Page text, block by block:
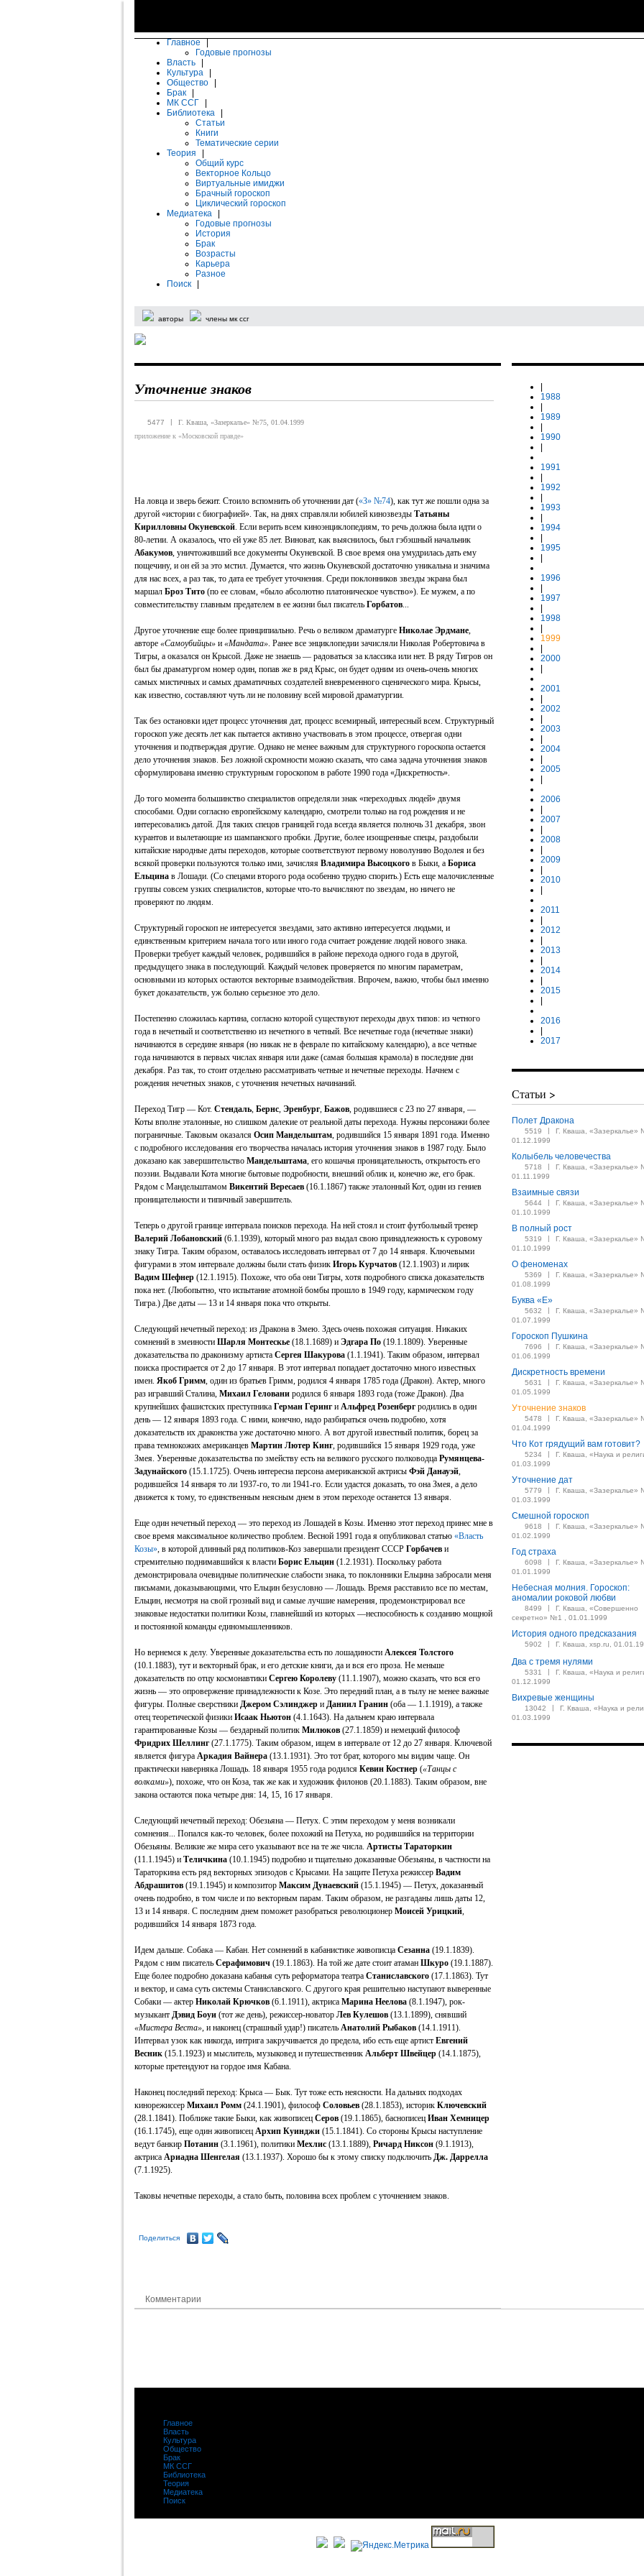
Главное
Годовые прогнозы
Власть
Культура
Общество
Брак
МК ССГ
Библиотека
Статьи
Книги
Тематические серии
Теория
Общий курс
Векторное Кольцо
Виртуальные имиджи
Брачный гороскоп
Циклический гороскоп
Медиатека
Годовые прогнозы
История
Брак
Возрасты
Карьера
Разное
Поиск
авторы члены мк ссг
Уточнение знаков
5477 |
Г. Кваша, «Зазеркалье» №75, 01.04.1999
приложение к «Московской правде»
На ловца и зверь бежит. Стоило вспомнить об уточнении дат («З» №74), как тут же пошли одна за
другой «истории с биографией». Так, на днях справляли юбилей кинозвезды Татьяны
Кирилловны Окуневской. Если верить всем киноэнциклопедиям, то речь должна была идти о
80-летии. А оказалось, что ей уже 85 лет. Виноват, как выяснилось, был гэбэшный начальник
Абакумов, уничтоживший все документы Окуневской. В свое время она умудрилась дать ему
пощечину, и он ей за это мстил. Думается, что жизнь Окуневской достаточно уникальна и значима
для нас всех, а раз так, то дата ее требует уточнения. Среди поклонников звезды экрана был
маршал Броз Тито (по ее словам, «было абсолютно платоническое чувство»). Ее мужем, а по
совместительству главным предателем в ее жизни был писатель Горбатов...
Другое уточнение еще более принципиально. Речь о великом драматурге Николае Эрдмане,
авторе «Самоубийцы» и «Мандата». Ранее все энциклопедии зачисляли Николая Робертовича в
Тигры, а оказался он Крысой. Даже не знаешь — радоваться за классика или нет. В ряду Тигров он
был бы драматургом номер один, попав же в ряд Крыс, он будет одним из очень-очень многих
самых мистичных и самых драматичных создателей вневременного сценического мира. Крысы,
как известно, составляют чуть ли не половину всей мировой драматургии.
Так без остановки идет процесс уточнения дат, процесс всемирный, интересный всем. Структурный
гороскоп уже десять лет как пытается активно участвовать в этом процессе, отвергая одни
уточнения и подтверждая другие. Однако не менее важным для структурного гороскопа остается
дело уточнения знаков. Без ложной скромности можно сказать, что сама задача уточнения знаков
сформулирована именно структурным гороскопом в работе 1990 года «Дискретность».
До того момента большинство специалистов определяли знак «переходных людей» двумя
способами. Одни согласно европейскому календарю, смотрели только на год рождения и не
интересовались датой. Для таких спецов границей года всегда является полночь 31 декабря, звон
курантов и вылетающие из шампанского пробки. Другие, более изощренные спецы, раздобыли
китайские народные даты переходов, которые соответствуют первому новолунию Водолея и без
всякой проверки пользуются только ими, зачисляя Владимира Высоцкого в Быки, а Бориса
Ельцина в Лошади. (Со спецами второго рода особенно трудно спорить.) Есть еще малочисленные
группы совсем узких специалистов, которые что-то вычисляют по звездам, но ничего не
проверяют по людям.
Структурный гороскоп не интересуется звездами, зато активно интересуется людьми, и
единственным критерием начала того или иного года считает рождение людей нового знака.
Проверки требует каждый человек, родившийся в районе перехода одного года в другой,
предыдущего знака в последующий. Каждый человек проверяется по многим параметрам,
основными из которых остаются векторные взаимодействия. Впрочем, важно, чтобы был именно
букет доказательств, уж больно серьезное это дело.
Постепенно сложилась картина, согласно которой существуют переходы двух типов: из четного
года в нечетный и соответственно из нечетного в четный. Все нечетные года (нечетные знаки)
начинаются в середине января (но никак не в феврале по китайскому календарю), а все четные
года начинаются в первых числах января или даже (самая большая крамола) в последние дни
декабря. Раз так, то стоит отдельно рассматривать четные и нечетные переходы. Начнем с
рождения нечетных знаков, с уточнения нечетных начинаний.
Переход Тигр — Кот. Стендаль, Бернс, Эренбург, Бажов, родившиеся с 23 по 27 января, —
Коты вполне эталонные, но слишком далекие от реальной даты перехода. Нужны персонажи более
пограничные. Таковым оказался Осип Мандельштам, родившийся 15 января 1891 года. Именно
с подробного исследования его творчества началась история уточнения знаков в 1987 году. Было
доказано как завершительство Мандельштама, его кошачья проницательность, открытость его
поэзии. Выдавали Кота многие бытовые подробности, внешний облик и, конечно же, его брак.
Рядом с Мандельштамом Викентий Вересаев (16.1.1867) также эталонный Кот, один из гениев
проницательности и типичный завершитель.
Теперь о другой границе интервала поисков перехода. На ней стоял и стоит футбольный тренер
Валерий Лобановский (6.1.1939), который много раз выдал свою принадлежность к суровому
знаку Тигра. Таким образом, оставалось исследовать интервал от 7 до 14 января. Ключевыми
фигурами в этом интервале должны были стать физик Игорь Курчатов (12.1.1903) и лирик
Вадим Шефнер (12.1.1915). Похоже, что оба они Тигры, хотя подробного списка доказательств
пока нет. (Любопытно, что испытание атомной бомбы прошло в 1949 году, кармическом году
Тигра.) Две даты — 13 и 14 января пока что открыты.
Следующий нечетный переход: из Дракона в Змею. Здесь очень похожая ситуация. Никаких
сомнений в змеиности Шарля Монтескье (18.1.1689) и Эдгара По (19.1.1809). Уверенные
доказательства по драконизму артиста Сергея Шакурова (1.1.1941). Таким образом, интервал
поиска простирается от 2 до 17 января. В этот интервал попадает достаточно много известных
имен. Якоб Гримм, один из братьев Гримм, родился 4 января 1785 года (Дракон). Актер, много
раз игравший Сталина, Михаил Геловани родился 6 января 1893 года (тоже Дракон). Два
крупнейших фашистских преступника Герман Геринги Альфред Розенбергродились в один
день — 12 января 1893 года. С ними, конечно, надо разбираться очень подробно, хотя
доказательств их драконства уже достаточно много. А вот другой известный политик, борец за
права темнокожих американцев Мартин Лютер Кинг, родившийся 15 января 1929 года, уже
Змея. Уверенные доказательства по змейству есть на великого русского полководца Румянцева-
Задунайского (15.1.1725). Очень интересна персона американской актрисы Фэй Данауэй,
родившейся 14 января то ли 1937-го, то ли 1941-го. Если удастся доказать, то она Змея, а дело
движется к тому, то единственным неясным днем в этом переходе останется 13 января.
Еще один нечетный переход — это переход из Лошадей в Козы. Именно этот переход принес мне в
свое время максимальное количество проблем. Весной 1991 года я опубликовал статью «Власть
Козы», в которой длинный ряд политиков-Коз завершали президент СССР Горбачев и
стремительно поднимавшийся к власти Борис Ельцин (1.2.1931). Поскольку работа
демонстрировала очевидные политические слабости знака, то поклонники Ельцина забросали меня
письмами, доказывающими, что Ельцин безусловно — Лошадь. Время расставило все по местам,
Ельцин, несмотря на свой грозный вид и самые лучшие намерения, продемонстрировал все
знаковые недостатки политики Козы, главнейший из которых —неспособность к созданию мощной
и постоянной команды единомышленников.
Но вернемся к делу. Уверенные доказательства есть по лошадиности Алексея Толстого
(10.1.1883), тут и векторный брак, и его детские книги, да и вся его проза. Не меньше
доказательств по отцу космонавтики Сергею Королеву (11.1.1907), можно сказать, что вся его
жизнь — это опровержение принадлежности к Козе. Это передний план, а в тылу не менее важные
фигуры. Полные сверстники Джером Сэлинджер и Даниил Гранин (оба — 1.1.1919), а также
отец теоретической физики Исаак Ньютон (4.1.1643). На дальнем краю интервала
гарантированные Козы — бездарный политик Милюков (27.1.1859) и немецкий философ
Фридрих Шеллинг(27.1.1775). Таким образом, ищем в интервале от 12 до 27 января. Ключевой
является фигура Аркадия Вайнера (13.1.1931). Это тот брат, которого мы видим чаще. Он
практически наверняка Лошадь. 18 января 1955 года родился Кевин Костнер («Танцы с
волками»), похоже, что он Коза, так же как и художник филонов (20.1.1883). Таким образом, вне
закона остаются пока четыре дня: 14, 15, 16 17 января.
Следующий нечетный переход: Обезьяна — Петух. С этим переходом у меня возникали
сомнения... Попался как-то человек, более похожий на Петуха, но родившийся на территории
Обезьяны. Великие же мира сего указывают все на те же числа. Артисты Тараторкин
(11.1.1945) и Теличкина (10.1.1945) подробно и тщательно доказанные Обезьяны, в частности на
Тараторкина есть ряд векторных эпизодов с Крысами. На защите Петуха режиссер Вадим
Абдрашитов (19.1.1945) и композитор Максим Дунаевский (15.1.1945) — Петух, доказанный
очень подробно, в том числе и по векторным парам. Таким образом, не разгаданы лишь даты 12,
13 и 14 января. С последним днем поможет разобраться революционер Моисей Урицкий,
родившийся 14 января 1873 года.
Идем дальше. Собака — Кабан. Нет сомнений в кабанистике живописца Сезанна (19.1.1839).
Рядом с ним писатель Серафимович (19.1.1863). На той же дате стоит атаман Шкуро (19.1.1887).
Еще более подробно доказана кабанья суть реформатора театра Станиславского (17.1.1863). Тут
и вектор, и сама суть системы Станиславского. С другого края решительно наступают выверенные
Собаки — актер Николай Крючков (6.1.1911), актриса Марина Неелова (8.1.1947), рок-
музыкант Дэвид Боуи (тот же день), режиссер-новатор Лев Кулешов (13.1.1899), снявший
«Мистера Веста», и наконец (страшный удар!) писатель Анатолий Рыбаков (14.1.1911).
Интервал узок как никогда, интрига закручивается до предела, ибо есть еще артист Евгений
Весник (15.1.1923) и мыслитель, музыковед и путешественник Альберт Швейцер (14.1.1875),
которые претендуют на гордое имя Кабана.
Наконец последний переход: Крыса — Бык. Тут тоже есть неясности. На дальних подходах
кинорежиссер Михаил Ромм (24.1.1901), философ Соловьев (28.1.1853), историк Ключевский
(28.1.1841). Поближе такие Быки, как живописец Серов (19.1.1865), баснописец Иван Хемницер
(16.1.1745), еще один живописец Архип Куинджи (15.1.1841). Со стороны Крысы наступление
ведут банкир Потанин (3.1.1961), политики Мехлис (13.1.1889), Ричард Никсон (9.1.1913),
актриса Ариадна Шенгелая (13.1.1937). Хорошо бы к этому списку подключить Дж. Даррелла
(7.1.1925).
Таковы нечетные переходы, а стало быть, половина всех проблем с уточнением знаков.
Поделиться
Комментарии
1988
1989
1990
1991
1992
1993
1994
1995
1996
1997
1998
1999
2000
2001
2002
2003
2004
2005
2006
2007
2008
2009
2010
2011
2012
2013
2014
2015
2016
2017
Статьи >
Полет Дракона
5519 |
Г. Кваша, «Зазеркалье»
01.12.1999
Колыбель человечества
5718 |
Г. Кваша, «Зазеркалье»
01.11.1999
Взаимные связи
5644 |
Г. Кваша, «Зазеркалье»
01.10.1999
В полный рост
5319 |
Г. Кваша, «Зазеркалье»
01.10.1999
О феноменах
5369 |
Г. Кваша, «Зазеркалье»
01.08.1999
Буква «Е»
5632 |
Г. Кваша, «Зазеркалье»
01.07.1999
Гороскоп Пушкина
7696 |
Г. Кваша, «Зазеркалье»
01.06.1999
Дискретность времени
5631 |
Г. Кваша, «Зазеркалье»
01.05.1999
Уточнение знаков
5478 |
Г. Кваша, «Зазеркалье»
01.04.1999
Что Кот грядущий вам готовит?
5234 |
Г. Кваша, «Наука и
01.03.1999
Уточнение дат
5779 |
Г. Кваша, «Зазеркалье»
01.03.1999
Смешной гороскоп
9618 |
Г. Кваша, «Зазеркалье»
01.02.1999
Год страха
6098 |
Г. Кваша, «Зазеркалье»
01.01.1999
Небесная молния. Гороскоп:
аномалии роковой любви
8499 |
Г. Кваша, «Совершенно
секретно» №1 , 01.01.1999
История одного предсказания
5902 | Г. Кваша, xsp.ru,
Два с тремя нулями
5331 |
Г. Кваша, «Наука и
01.12.1999
Вихревые женщины
13042 |
Г. Кваша, «Наука и
01.03.1999
Главное
Власть
Культура
Общество
Брак
МК ССГ
Библиотека
Теория
Медиатека
Поиск